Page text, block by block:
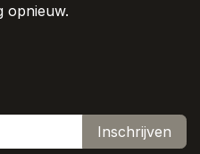
opnieuw.
Inschrijven